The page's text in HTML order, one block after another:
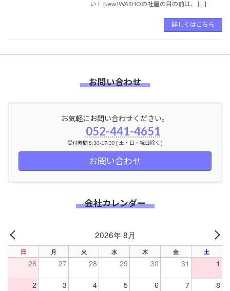
い！ New IWASHOの社屋の目の前は、 […]
詳しくはこちら
お問い合わせ
お気軽にお問い合わせください。
052-441-4651
受付時間 8:30-17:30 [ 土・日・祝日除く ]
お問い合わせ
会社カレンダー
PREV
2026年 8月
日 月 火 水 木 金 土
26 27 28 29 30 31 1
2 3 4 5 6 7 8